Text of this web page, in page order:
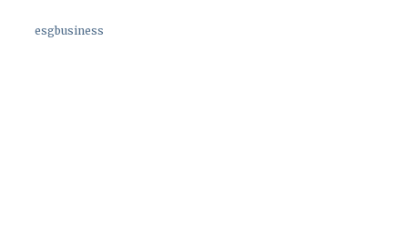
esgbusiness